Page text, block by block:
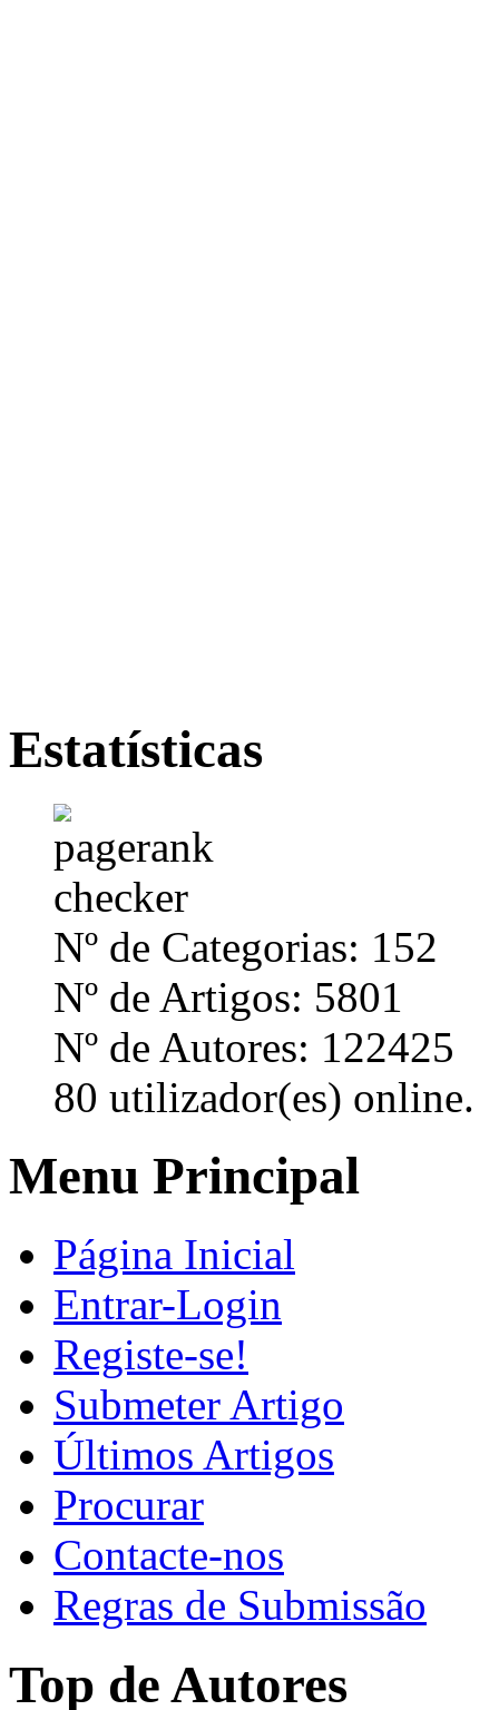
Estatísticas
Nº de Categorias: 152
Nº de Artigos: 5801
Nº de Autores: 122425
80 utilizador(es) online.
Menu Principal
Página Inicial
Entrar-Login
Registe-se!
Submeter Artigo
Últimos Artigos
Procurar
Contacte-nos
Regras de Submissão
Top de Autores